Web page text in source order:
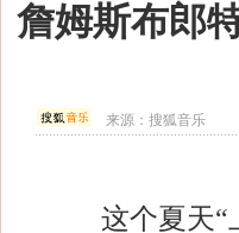
詹姆斯布郎
来源：搜狐音乐
这个夏天“上